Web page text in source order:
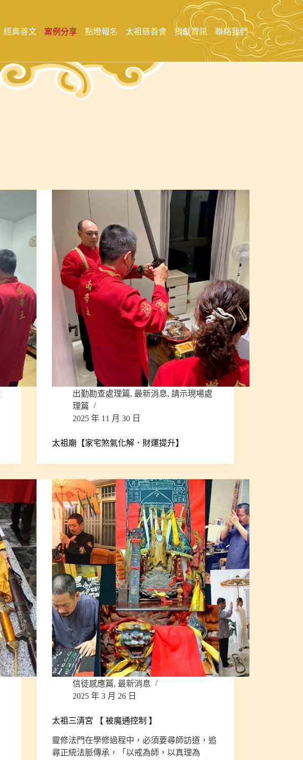
經典善文 案例分享 點燈報名 太袓慈善會 捐獻資訊 聯絡我們
出勤勘查處理篇, 最新消息,請示現場處
理篇
2025 年 11 月 30 日
太祖廟【家宅煞氣化解．財運提升】
信徒感應篇, 最新消息
2025 年 3 月 26 日
太祖三清宮 【 被魔通控制 】
靈修法門在學修過程中，必須要尋師訪道，追
尋正統法脈傳承，「以戒為師，以真理為